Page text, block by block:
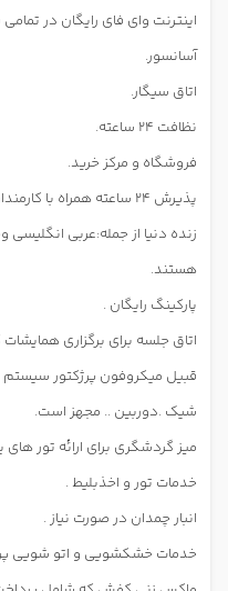
اینترنت وای فای رایگان در
آسانسور.
اتاق سیگار.
نظافت 24 ساعته.
فروشگاه و مرکز خرید.
پذیرش 24 ساعته همراه
زنده دنیا از جمله:عربی انگلیسی
هستند.
پارکینگ رایگان .
اتاق جلسه برای برگزاری
قبیل میکروفون پرژکتور
شیک .دوربین .. مجهز است.
میز گردشگری برای ارائه تور
خدمات تور و اخذبلیط .
انبار چمدان در صورت نیاز .
خدمات خشکشویی و اتو شویی